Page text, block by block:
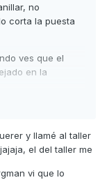
no
corta la puesta
ves que el
en la
y llamé al taller
el del taller me
vi que lo